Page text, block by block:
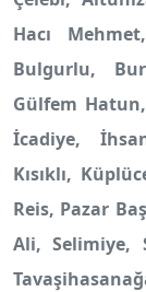
Hacı
Bulgurlu,
Gülfem
İcadiye,
Kısıklı,
Reis, Pazar
Ali, Selimiye,